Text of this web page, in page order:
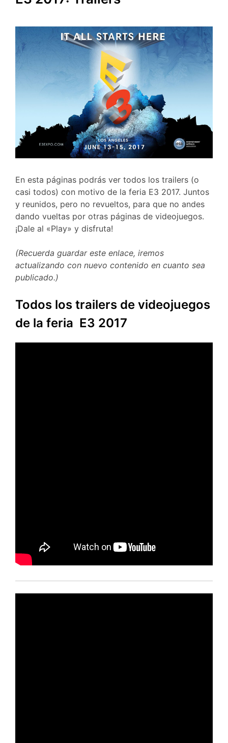
En esta páginas podrás ver todos los trailers (o
casi todos) con motivo de la feria E3 2017. Juntos
y reunidos, pero no revueltos, para que no andes
dando vueltas por otras páginas de videojuegos.
¡Dale al «Play» y disfruta!
(Recuerda guardar este enlace, iremos
actualizando con nuevo contenido en cuanto sea
publicado.)
Todos los trailers de videojuegos
de la feria E3 2017